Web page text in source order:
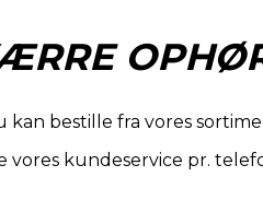
bestille fra vores
vores kundeservice pr.